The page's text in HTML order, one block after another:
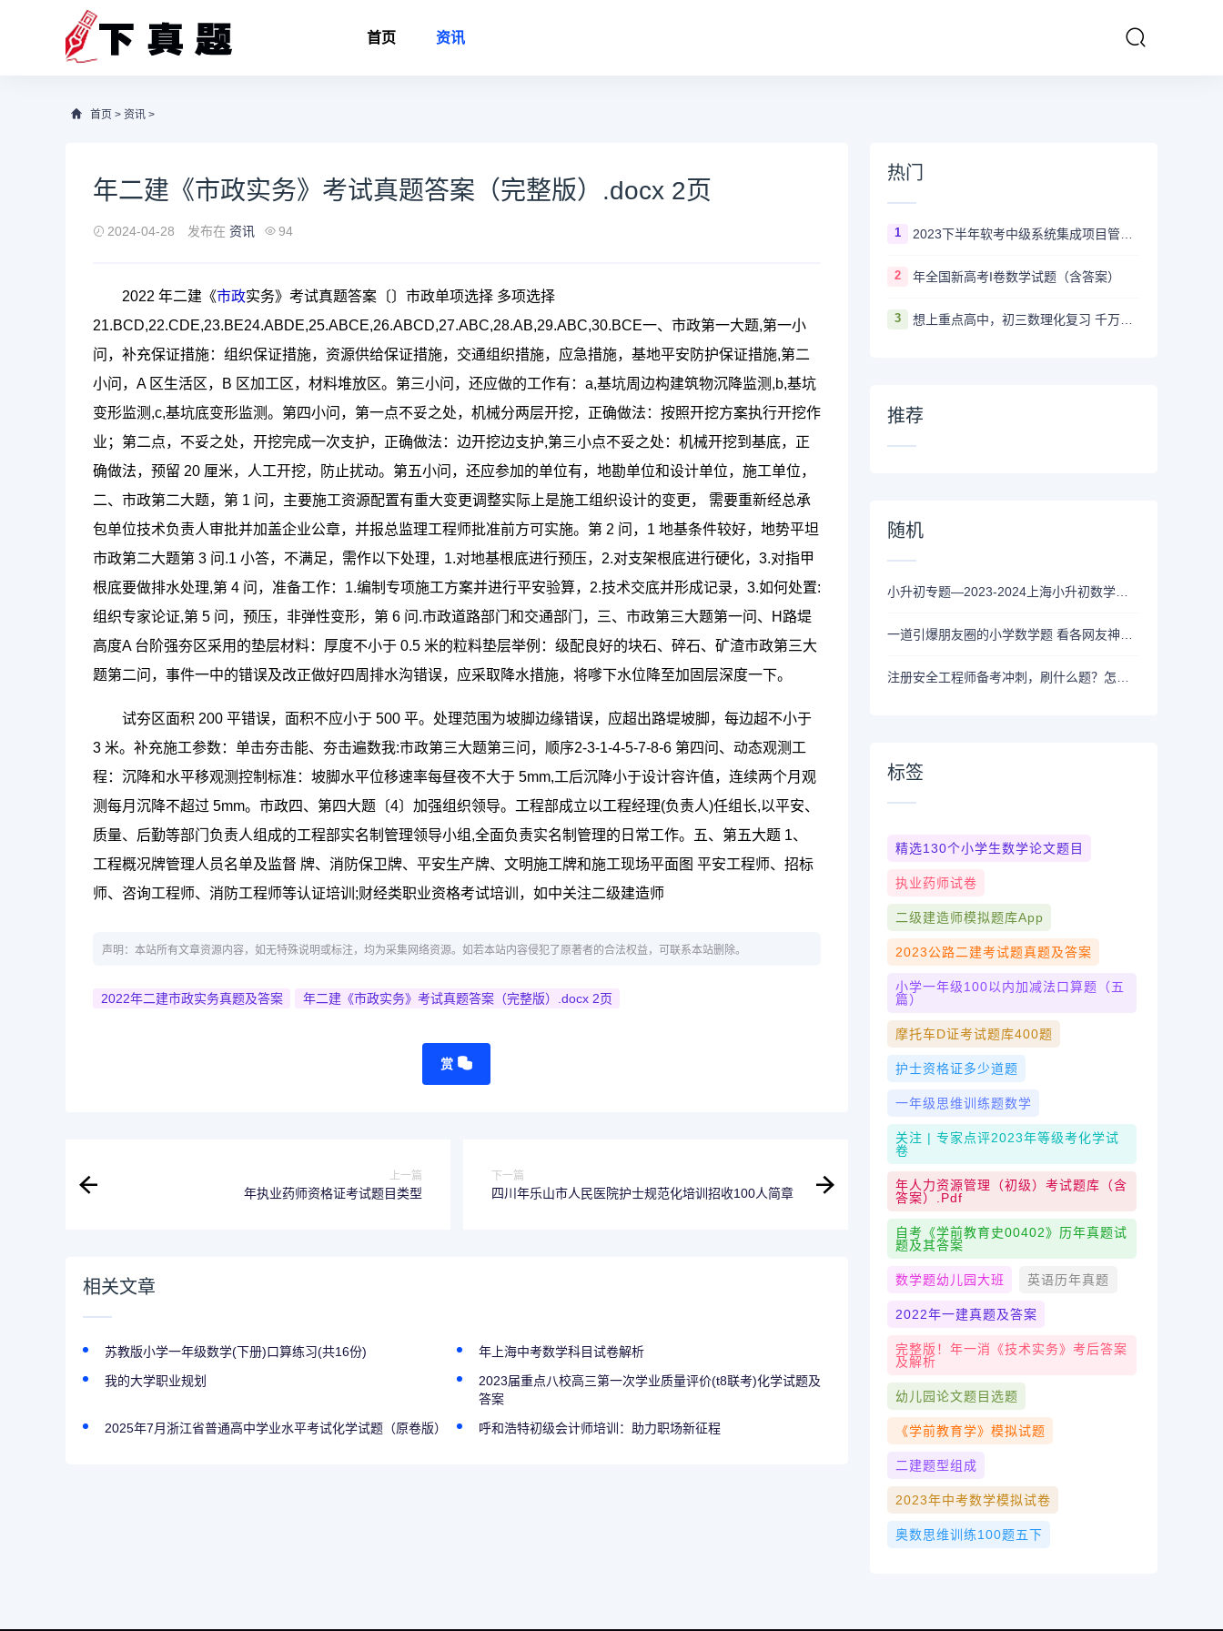
首页 资讯
首页 > 资讯 >
年二建《市政实务》考试真题答案（完整版）.docx 2页
2024-04-28 发布在 资讯 94
2022 年二建《市政实务》考试真题答案〔〕市政单项选择 多项选择
21.BCD,22.CDE,23.BE24.ABDE,25.ABCE,26.ABCD,27.ABC,28.AB,29.ABC,30.BCE一、市政第一大题,第一小
问，补充保证措施：组织保证措施，资源供给保证措施，交通组织措施，应急措施，基地平安防护保证措施,第二
小问，A 区生活区，B 区加工区，材料堆放区。第三小问，还应做的工作有：a,基坑周边构建筑物沉降监测,b,基坑
变形监测,c,基坑底变形监测。第四小问，第一点不妥之处，机械分两层开挖，正确做法：按照开挖方案执行开挖作
业；第二点，不妥之处，开挖完成一次支护，正确做法：边开挖边支护,第三小点不妥之处：机械开挖到基底，正
确做法，预留 20 厘米，人工开挖，防止扰动。第五小问，还应参加的单位有，地勘单位和设计单位，施工单位，
二、市政第二大题，第 1 问，主要施工资源配置有重大变更调整实际上是施工组织设计的变更， 需要重新经总承
包单位技术负责人审批并加盖企业公章，并报总监理工程师批准前方可实施。第 2 问，1 地基条件较好，地势平坦
市政第二大题第 3 问.1 小答，不满足，需作以下处理，1.对地基根底进行预压，2.对支架根底进行硬化，3.对指甲
根底要做排水处理,第 4 问，准备工作：1.编制专项施工方案并进行平安验算，2.技术交底并形成记录，3.如何处置:
组织专家论证,第 5 问，预压，非弹性变形，第 6 问.市政道路部门和交通部门，三、市政第三大题第一问、H路堤
高度A 台阶强夯区采用的垫层材料：厚度不小于 0.5 米的粒料垫层举例：级配良好的块石、碎石、矿渣市政第三大
题第二问，事件一中的错误及改正做好四周排水沟错误，应采取降水措施，将嗲下水位降至加固层深度一下。
试夯区面积 200 平错误，面积不应小于 500 平。处理范围为坡脚边缘错误，应超出路堤坡脚，每边超不小于
3 米。补充施工参数：单击夯击能、夯击遍数我:市政第三大题第三问，顺序2-3-1-4-5-7-8-6 第四问、动态观测工
程：沉降和水平移观测控制标准：坡脚水平位移速率每昼夜不大于 5mm,工后沉降小于设计容许值，连续两个月观
测每月沉降不超过 5mm。市政四、第四大题〔4〕加强组织领导。工程部成立以工程经理(负责人)任组长,以平安、
质量、后勤等部门负责人组成的工程部实名制管理领导小组,全面负责实名制管理的日常工作。五、第五大题 1、
工程概况牌管理人员名单及监督 牌、消防保卫牌、平安生产牌、文明施工牌和施工现场平面图 平安工程师、招标
师、咨询工程师、消防工程师等认证培训;财经类职业资格考试培训，如中关注二级建造师
声明：本站所有文章资源内容，如无特殊说明或标注，均为采集网络资源。如若本站内容侵犯了原著者的合法权益，可联系本站删除。
2022年二建市政实务真题及答案 年二建《市政实务》考试真题答案（完整版）.docx 2页
赏
上一篇
年执业药师资格证考试题目类型
下一篇
四川年乐山市人民医院护士规范化培训招收100人简章
相关文章
苏教版小学一年级数学(下册)口算练习(共16份)
年上海中考数学科目试卷解析
我的大学职业规划
2023届重点八校高三第一次学业质量评价(t8联考)化学试题及
答案
2025年7月浙江省普通高中学业水平考试化学试题（原卷版）
呼和浩特初级会计师培训：助力职场新征程
热门
1 2023下半年软考中级系统集成项目管理工程师多长时间出成绩
2 年全国新高考I卷数学试题（含答案）
3 想上重点高中，初三数理化复习 千万不要盲目刷真题卷和模拟卷！
推荐
随机
标签
精选130个小学生数学论文题目
执业药师试卷
二级建造师模拟题库app
2023公路二建考试题真题及答案
小学一年级100以内加减法口算题（五
篇）
摩托车d证考试题库400题
护士资格证多少道题
一年级思维训练题数学
关注 | 专家点评2023年等级考化学试
卷
年人力资源管理（初级）考试题库（含
答案）.pdf
自考《学前教育史00402》历年真题试
题及其答案
数学题幼儿园大班 英语历年真题
2022年一建真题及答案
完整版！年一消《技术实务》考后答案
及解析
幼儿园论文题目选题
《学前教育学》模拟试题
二建题型组成
2023年中考数学模拟试卷
奥数思维训练100题五下